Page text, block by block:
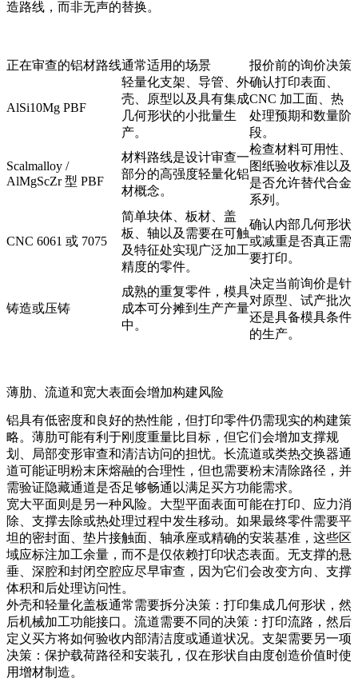
造路线，而非无声的替换。
正在审查的铝材路线通常适用的场景 报价前的询价决策
AlSi10Mg PBF
轻量化支架、导管、外
壳、原型以及具有集成
几何形状的小批量生
产。
确认打印表面、
CNC 加工面、热
处理预期和数量阶
段。
Scalmalloy /
AlMgScZr 型 PBF
材料路线是设计审查一
部分的高强度轻量化铝
材概念。
检查材料可用性、
图纸验收标准以及
是否允许替代合金
系列。
CNC 6061 或 7075
简单块体、板材、盖
板、轴以及需要在可触
及特征处实现广泛加工
精度的零件。
确认内部几何形状
或减重是否真正需
要打印。
铸造或压铸
成熟的重复零件，模具
成本可分摊到生产产量
中。
决定当前询价是针
对原型、试产批次
还是具备模具条件
的生产。
薄肋、流道和宽大表面会增加构建风险
铝具有低密度和良好的热性能，但打印零件仍需现实的构建策
略。薄肋可能有利于刚度重量比目标，但它们会增加支撑规
划、局部变形审查和清洁访问的担忧。长流道或类热交换器通
道可能证明粉末床熔融的合理性，但也需要粉末清除路径，并
需验证隐藏通道是否足够畅通以满足买方功能需求。
宽大平面则是另一种风险。大型平面表面可能在打印、应力消
除、支撑去除或热处理过程中发生移动。如果最终零件需要平
坦的密封面、垫片接触面、轴承座或精确的安装基准，这些区
域应标注加工余量，而不是仅依赖打印状态表面。无支撑的悬
垂、深腔和封闭空腔应尽早审查，因为它们会改变方向、支撑
体积和后处理访问性。
外壳和轻量化盖板通常需要拆分决策：打印集成几何形状，然
后机械加工功能接口。流道需要不同的决策：打印流路，然后
定义买方将如何验收内部清洁度或通道状况。支架需要另一项
决策：保护载荷路径和安装孔，仅在形状自由度创造价值时使
用增材制造。